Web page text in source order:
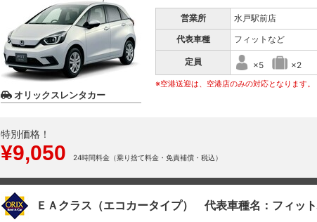
オリックスレンタカー
営業所
水戸駅前店
代表車種
フィットなど
定員 ×5 ×2
※空港送迎は、空港店のみの対応となります。
特別価格！
¥9,050 24時間料金（乗り捨て料金・免責補償・税込）
ＥＡクラス（エコカータイプ） 代表車種名：フィッ